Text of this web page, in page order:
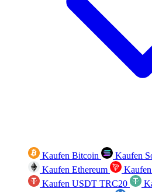
Kaufen Bitcoin Kaufen
Kaufen Ethereum
Kaufen USDT TRC20